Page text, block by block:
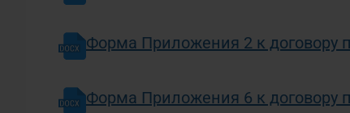
Форма Приложения 2 к договору
Форма Приложения 6 к договору